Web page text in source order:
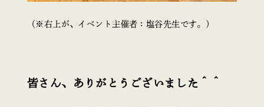
（※右上が、イベント主催者：塩谷先生です。）
皆さん、ありがとうございました＾＾